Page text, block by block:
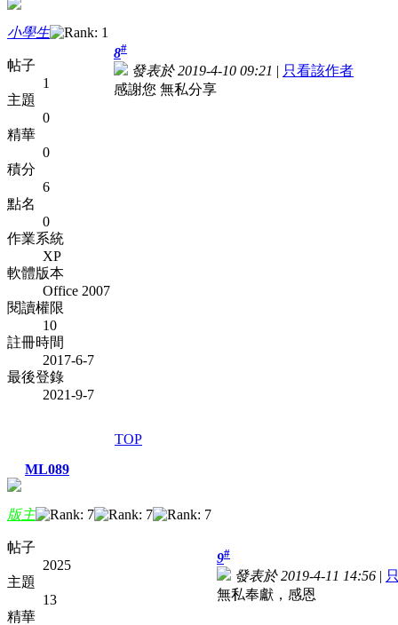
小學生
帖子
1
主題
0
精華
0
積分
6
點名
0
作業系統
XP
軟體版本
Office 2007
閱讀權限
10
註冊時間
2017-6-7
最後登錄
2021-9-7
8#
發表於 2019-4-10 09:21 | 只看該作者
感謝您 無私分享
TOP
ML089
版主
帖子
2025
主題
13
精華
9#
發表於 2019-4-11 14:56 |
無私奉獻，感恩